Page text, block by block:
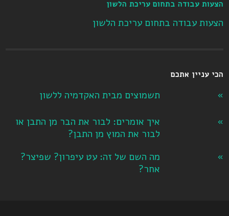
הצעות עבודה בתחום עריכת הלשון
הצעות עבודה בתחום עריכת הלשון
הכי עניין אתכם
תשמוצים מבית האקדמיה ללשון
איך אומרים: לבור את הבר מן התבן או
לבור את המוץ מן התבן?
מה השם של זה: עט עיפרון? שפיצר?
אחר?